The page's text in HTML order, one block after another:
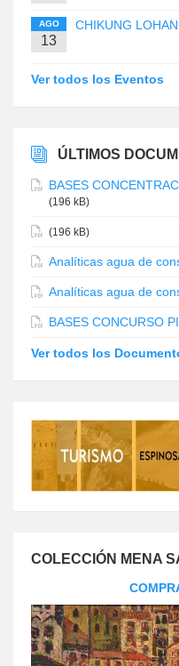
AGO
13
CHIKUNG LOHAN
Ver todos los Eventos
ÚLTIMOS
BASES
(196 kB)
(196 kB)
Analíticas agua de
Analíticas agua de
BASES CONCURSO
Ver todos los
COLECCIÓN MENA